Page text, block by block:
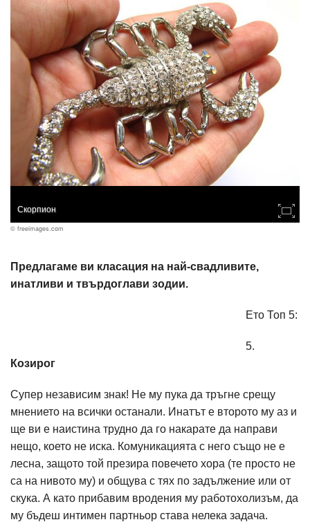
Скорпион
© freeimages.com
Предлагаме ви класация на най-свадливите,
инатливи и твърдоглави зодии.
Ето Топ 5:
5.
Козирог
Супер независим знак! Не му пука да тръгне срещу
мнението на всички останали. Инатът е второто му аз и
ще ви е наистина трудно да го накарате да направи
нещо, което не иска. Комуникацията с него също не е
лесна, защото той презира повечето хора (те просто не
са на нивото му) и общува с тях по задължение или от
скука. А като прибавим вродения му работохолизъм, да
му бъдеш интимен партньор става нелека задача.